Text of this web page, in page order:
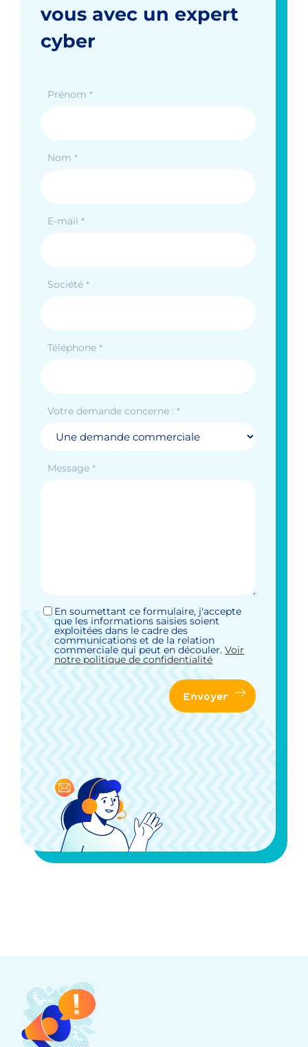
vous avec un expert
cyber
Prénom *
Nom *
E-mail *
Société *
Téléphone *
Votre demande concerne : *
Message *
Sans
titre
En soumettant ce formulaire, j'accepte
que les informations saisies soient
exploitées dans le cadre des
communications et de la relation
commerciale qui peut en découler.Voir
notre politique de confidentialité